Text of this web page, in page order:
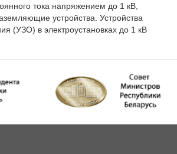
тока напряжением до 1 кВ,
устройства. Устройства
(УЗО) в электроустановках до 1 кВ